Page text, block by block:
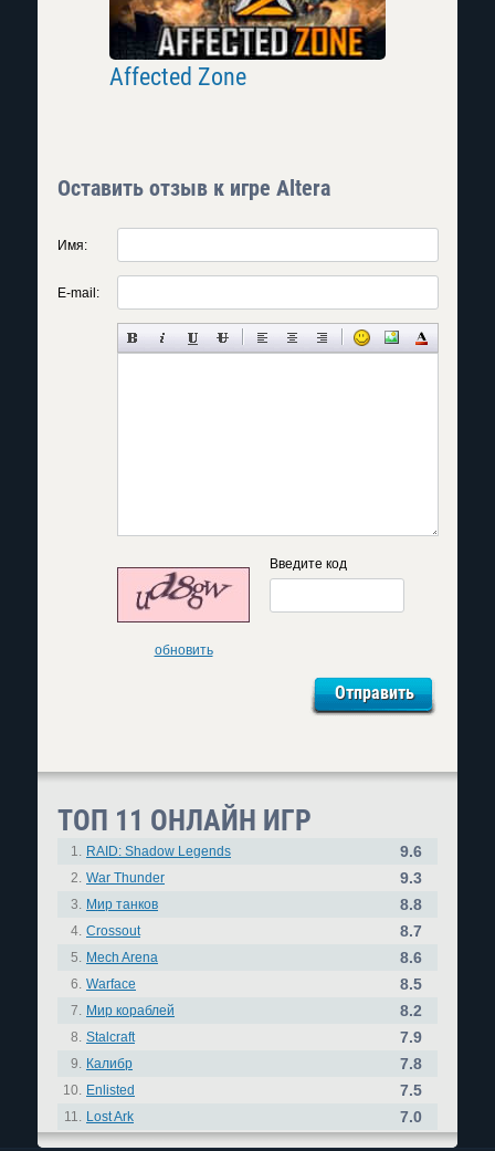
Affected Zone
Оставить отзыв к игре Altera
Имя:
E-mail:
обновить
Введите код
ТОП 11 ОНЛАЙН ИГР
1. RAID: Shadow Legends 9.6
2. War Thunder 9.3
3. Мир танков 8.8
4. Crossout 8.7
5. Mech Arena 8.6
6. Warface 8.5
7. Мир кораблей 8.2
8. Stalcraft 7.9
9. Калибр 7.8
10. Enlisted 7.5
11. Lost Ark 7.0